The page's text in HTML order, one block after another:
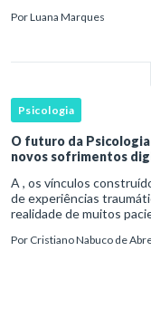
necessidades d
PorLuana Marques
Psicologia
O futuro da
novos sofrimentos
A , os vínculos
de experiências
realidade de muitos
Por Cristiano Nabuco de